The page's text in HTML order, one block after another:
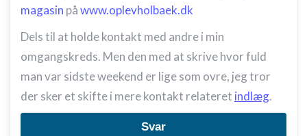
magasin påwww.oplevholbaek.dk
Dels til at holde kontakt med andre i min
omgangskreds. Men den med at skrive hvor fuld
man var sidste weekend er lige som ovre, jeg tror
der sker et skifte i mere kontakt relateret indlæg.
Svar